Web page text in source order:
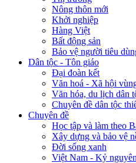
Nông thôn mới
Khởi nghiệp
Hàng Việt
Bất động sản
Bảo vệ người tiêu
Dân tộc - Tôn giáo
Đại đoàn kết
Văn hoá - Xã hội
Văn hóa, du lịch dân
Chuyên đề dân tộc
Chuyên đề
Học tập và làm theo
Xây dựng và bảo vệ
Đời sống xanh
Việt Nam - Kỷ